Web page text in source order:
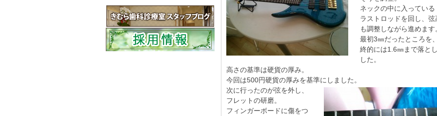
ネックの中に入っている
ラストロッドを回し、弦
も調整しながら進めます
最初3㎜だったところを
終的には1.6㎜まで落と
した。
高さの基準は硬貨の厚み。
今回は500円硬貨の厚みを基準にしました。
次に行ったのが弦を外し、
フレットの研磨。
フィンガーボードに傷をつ